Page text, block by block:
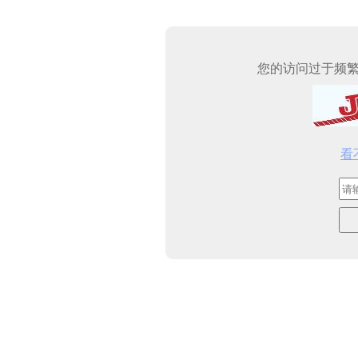
您的访问过于频
看